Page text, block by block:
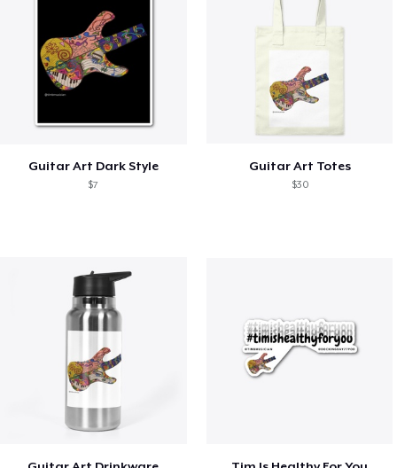
Guitar Art Dark Style
$7
Guitar Art Totes
$30